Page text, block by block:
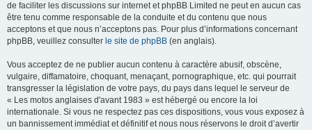
de faciliter les discussions sur internet et phpBB Limited ne peut en aucun cas
être tenu comme responsable de la conduite et du contenu que nous
acceptons et que nous n’acceptons pas. Pour plus d’informations concernant
phpBB, veuillez consulter le site de phpBB (en anglais).
Vous acceptez de ne publier aucun contenu à caractère abusif, obscène,
vulgaire, diffamatoire, choquant, menaçant, pornographique, etc. qui pourrait
transgresser la législation de votre pays, du pays dans lequel le serveur de
« Les motos anglaises d'avant 1983 » est hébergé ou encore la loi
internationale. Si vous ne respectez pas ces dispositions, vous vous exposez à
un bannissement immédiat et définitif et nous nous réservons le droit d’avertir